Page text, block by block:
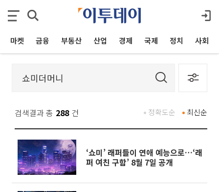
마켓 금융 부동산 산업 경제 국제 정치 사회
검색결과 총 288 건 최신순
정확도순
‘쇼미’ 래퍼들이 연애 예능으로…‘래
퍼 여친 구함’ 8월 7일 공개